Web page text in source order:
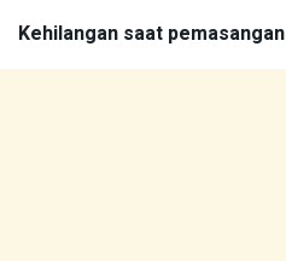
Kehilangan saat pemasangan